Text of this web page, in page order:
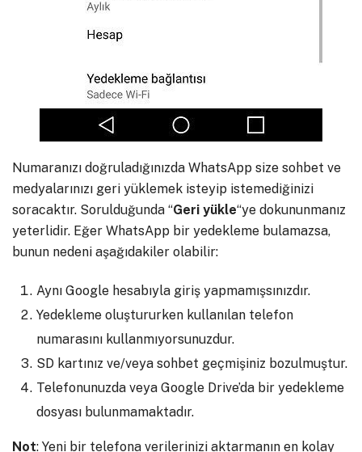
Numaranızı doğruladığınızda WhatsApp size sohbet ve
medyalarınızı geri yüklemek isteyip istemediğinizi
soracaktır. Sorulduğunda “Geri yükle“ye dokununmanız
yeterlidir. Eğer WhatsApp bir yedekleme bulamazsa,
bunun nedeni aşağıdakiler olabilir:
Aynı Google hesabıyla giriş yapmamışsınızdır.
Yedekleme oluştururken kullanılan telefon
numarasını kullanmıyorsunuzdur.
SD kartınız ve/veya sohbet geçmişiniz bozulmuştur.
Telefonunuzda veya Google Drive’da bir yedekleme
dosyası bulunmamaktadır.
Not: Yeni bir telefona verilerinizi aktarmanın en kolay